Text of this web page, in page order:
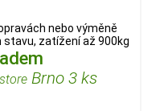
nebo výměně
stavu, zatížení až 900kg
storeBrno 3 ks